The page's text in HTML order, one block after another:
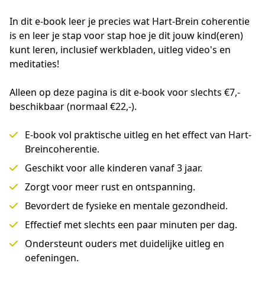
In dit e-book leer je precies wat Hart-Brein coherentie
is en leer je stap voor stap hoe je dit jouw kind(eren)
kunt leren, inclusief werkbladen, uitleg video's en
meditaties!
Alleen op deze pagina is dit e-book voor slechts €7,-
beschikbaar (normaal €22,-).
E-book vol praktische uitleg en het effect van Hart-
Breincoherentie.
Geschikt voor alle kinderen vanaf 3 jaar.
Zorgt voor meer rust en ontspanning.
Bevordert de fysieke en mentale gezondheid.
Effectief met slechts een paar minuten per dag.
Ondersteunt ouders met duidelijke uitleg en
oefeningen.